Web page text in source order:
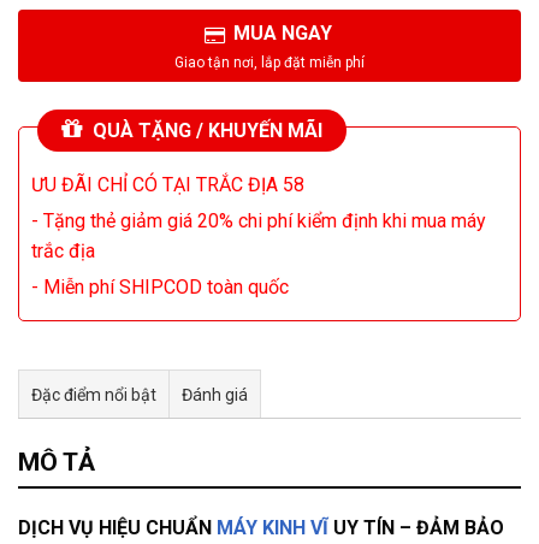
MUA NGAY
QUÀ TẶNG / KHUYẾN MÃI
ƯU ĐÃI CHỈ CÓ TẠI TRẮC ĐỊA 58
- Tặng thẻ giảm giá 20% chi phí kiểm định khi mua máy
trắc địa
- Miễn phí SHIPCOD toàn quốc
Đặc điểm nổi bật Đánh giá
Tư vấn & bán hàng qua Facebook
MÔ TẢ
DỊCH VỤ HIỆU CHUẨN MÁY KINH VĨ UY TÍN – ĐẢM BẢO